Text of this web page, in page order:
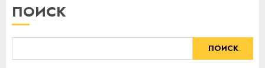
ПОИСК
ПОИСК